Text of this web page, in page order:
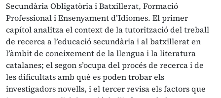
Secundària Obligatòria i Batxillerat, Formació
Professional i Ensenyament d’Idiomes. El primer
capítol analitza el context de la tutorització del treball
de recerca a l’educació secundària i al batxillerat en
l’àmbit de coneixement de la llengua i la literatura
catalanes; el segon s’ocupa del procés de recerca i de
les dificultats amb què es poden trobar els
investigadors novells, i el tercer revisa els factors que